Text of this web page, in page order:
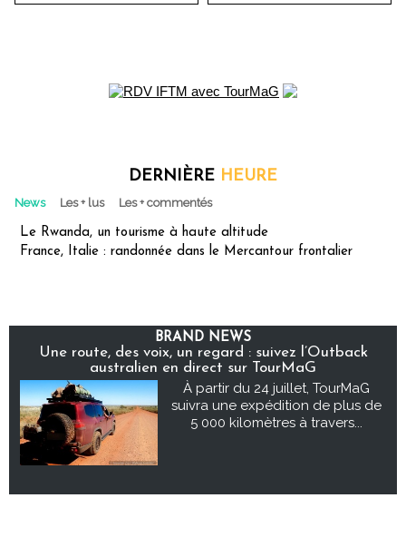
DERNIÈRE HEURE
News Les + lus Les + commentés
Le Rwanda, un tourisme à haute altitude
France, Italie : randonnée dans le Mercantour frontalier
BRAND NEWS
Une route, des voix, un regard : suivez l’Outback
australien en direct sur TourMaG
À partir du 24 juillet, TourMaG
suivra une expédition de plus de
5 000 kilomètres à travers...